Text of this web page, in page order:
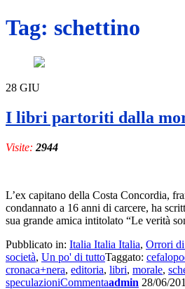
Tag: schettino
28 GIU
I libri partoriti dalla
Visite: 2944
L’ex capitano della Costa Concordia,
condannato a 16 anni di carcere, ha
sua grande amica intitolato “Le verità
Pubblicato in: Italia Italia Italia, Orrori di
società, Un po' di tuttoTaggato:
cronaca+nera, editoria, libri, morale,
speculazioniCommentaadmin 28/06/